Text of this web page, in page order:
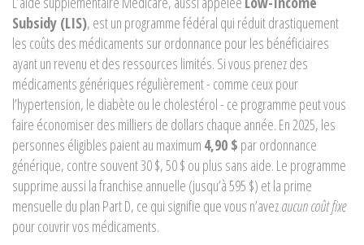
Subsidy (LIS), est un programme fédéral qui réduit drastiquement
les coûts des médicaments sur ordonnance pour les bénéficiaires
ayant un revenu et des ressources limités. Si vous prenez des
médicaments génériques régulièrement - comme ceux pour
l’hypertension, le diabète ou le cholestérol - ce programme peut vous
faire économiser des milliers de dollars chaque année. En 2025, les
personnes éligibles paient au maximum 4,90 $ par ordonnance
générique, contre souvent 30 $, 50 $ ou plus sans aide. Le programme
supprime aussi la franchise annuelle (jusqu’à 595 $) et la prime
mensuelle du plan Part D, ce qui signifie que vous n’avezaucun coût fixe
pour couvrir vos médicaments.